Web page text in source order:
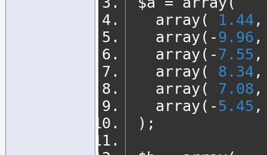
	 array
( 1.44 ,
	 array
(-9.96 ,
	 array
(-7.55 ,
	 array
( 8.34 ,
	 array
( 7.08 ,
	 array
(-5.45 ,
);